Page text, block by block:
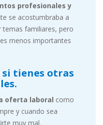
profesionales y
se acostumbraba a
temas familiares, pero
menos importantes
si tienes otras
oferta laboral como
y cuando sea
muy mal.